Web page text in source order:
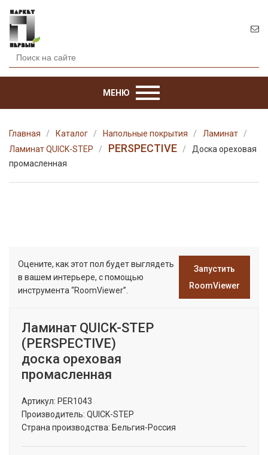
МЕНЮ
Главная Каталог Напольные покрытия
Ламинат
Ламинат QUICK-STEP
PERSPECTIVE
Доска ореховая
промасленная
Оцените, как этот пол будет выглядеть
в вашем интерьере, с помощью
инструмента “RoomViewer”.
Запустить
RoomViewer
Ламинат QUICK-STEP
(PERSPECTIVE)
доска ореховая
промасленная
Артикул: PER1043
Производитель: QUICK-STEP
Страна производства: Бельгия-Россия